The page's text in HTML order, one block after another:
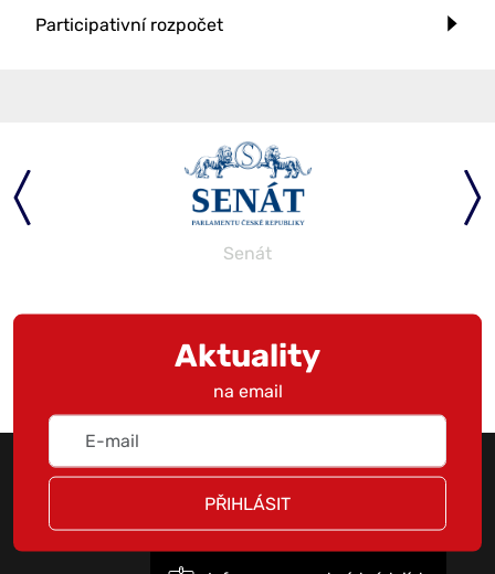
Participativní rozpočet
Aktuality
na email
PŘIHLÁSIT